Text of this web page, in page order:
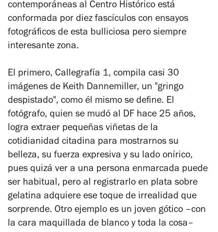
contemporáneas al Centro Histórico está
conformada por diez fascículos con ensayos
fotográficos de esta bulliciosa pero siempre
interesante zona.
El primero, Callegrafía 1, compila casi 30
imágenes de Keith Dannemiller, un "gringo
despistado", como él mismo se define. El
fotógrafo, quien se mudó al DF hace 25 años,
logra extraer pequeñas viñetas de la
cotidianidad citadina para mostrarnos su
belleza, su fuerza expresiva y su lado onírico,
pues quizá ver a una persona enmarcada puede
ser habitual, pero al registrarlo en plata sobre
gelatina adquiere ese toque de irrealidad que
sorprende. Otro ejemplo es un joven gótico –con
la cara maquillada de blanco y toda la cosa–